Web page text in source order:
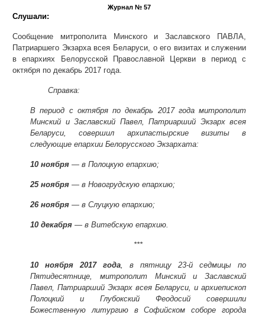
Журнал № 57
Слушали:
Сообщение митрополита Минского и Заславского ПАВЛА,
Патриаршего Экзарха всея Беларуси, о его визитах и служении
в епархиях Белорусской Православной Церкви в период с
октября по декабрь 2017 года.
Справка:
В период с октября по декабрь 2017 года митрополит
Минский и Заславский Павел, Патриарший Экзарх всея
Беларуси, совершил архипастырские визиты в
следующие епархии Белорусского Экзархата:
10 ноября — в Полоцкую епархию;
25 ноября — в Новогрудскую епархию;
26 ноября — в Слуцкую епархию;
10 декабря — в Витебскую епархию.
***
10 ноября 2017 года, в пятницу 23-й седмицы по
Пятидесятнице, митрополит Минский и Заславский
Павел, Патриарший Экзарх всея Беларуси, и архиепископ
Полоцкий и Глубокский Феодосий совершили
Божественную литургию в Софийском соборе города